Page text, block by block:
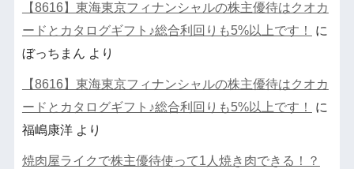
【8616】東海東京フィナンシャルの株主優待はクオカ
ードとカタログギフト♪総合利回りも5%以上です！
に
ぼっちまん より
【8616】東海東京フィナンシャルの株主優待はクオカ
ードとカタログギフト♪総合利回りも5%以上です！
に
福嶋康洋より
焼肉屋ライクで株主優待使って1人焼き肉できる！？